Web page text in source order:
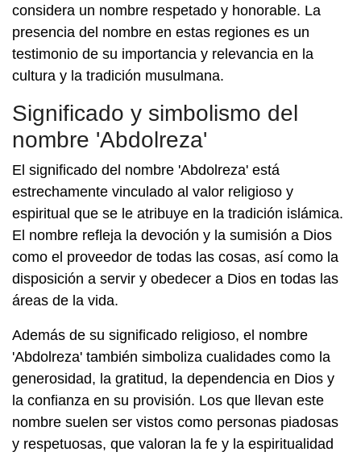
considera un nombre respetado y honorable. La
presencia del nombre en estas regiones es un
testimonio de su importancia y relevancia en la
cultura y la tradición musulmana.
Significado y simbolismo del
nombre 'Abdolreza'
El significado del nombre 'Abdolreza' está
estrechamente vinculado al valor religioso y
espiritual que se le atribuye en la tradición islámica.
El nombre refleja la devoción y la sumisión a Dios
como el proveedor de todas las cosas, así como la
disposición a servir y obedecer a Dios en todas las
áreas de la vida.
Además de su significado religioso, el nombre
'Abdolreza' también simboliza cualidades como la
generosidad, la gratitud, la dependencia en Dios y
la confianza en su provisión. Los que llevan este
nombre suelen ser vistos como personas piadosas
y respetuosas, que valoran la fe y la espiritualidad